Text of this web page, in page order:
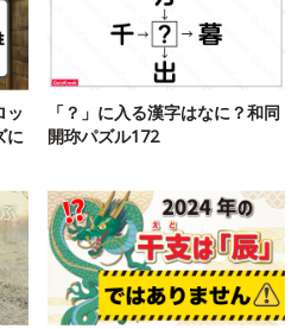
ッ
に
「？」に入る漢字はなに？和同
開珎パズル172